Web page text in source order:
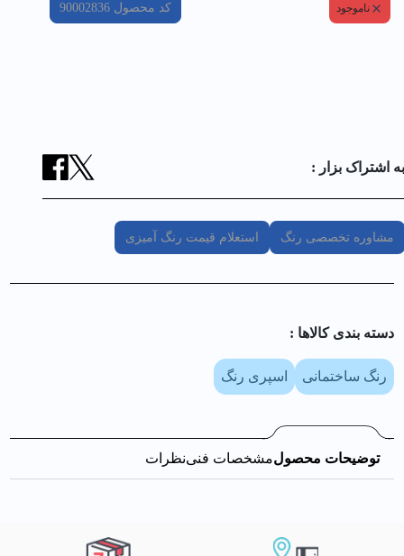
ناموجود کد محصول 90002836
به اشتراک بزار :
مشاوره تخصصی رنگ استعلام قیمت رنگ آمیزی
دسته بندی کالا‌ها :
رنگ ساختمانی اسپری رنگ
توضیحات محصولمشخصات فنینظرات